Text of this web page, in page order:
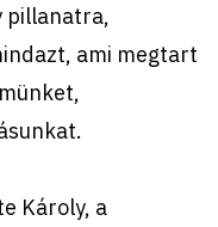
pillanatra,
ami megtart
Károly, a